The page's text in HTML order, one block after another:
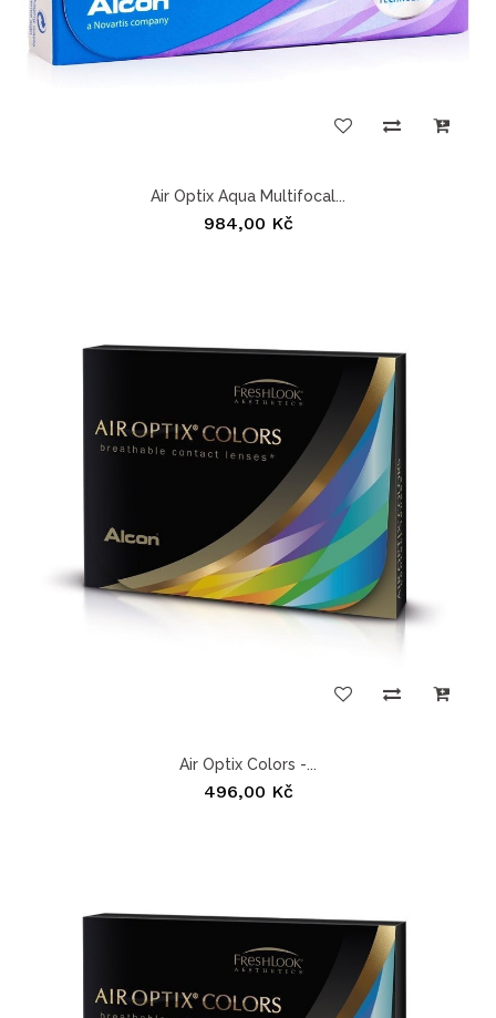
Air Optix Aqua Multifocal...
984,00 Kč
Air Optix Colors -...
496,00 Kč